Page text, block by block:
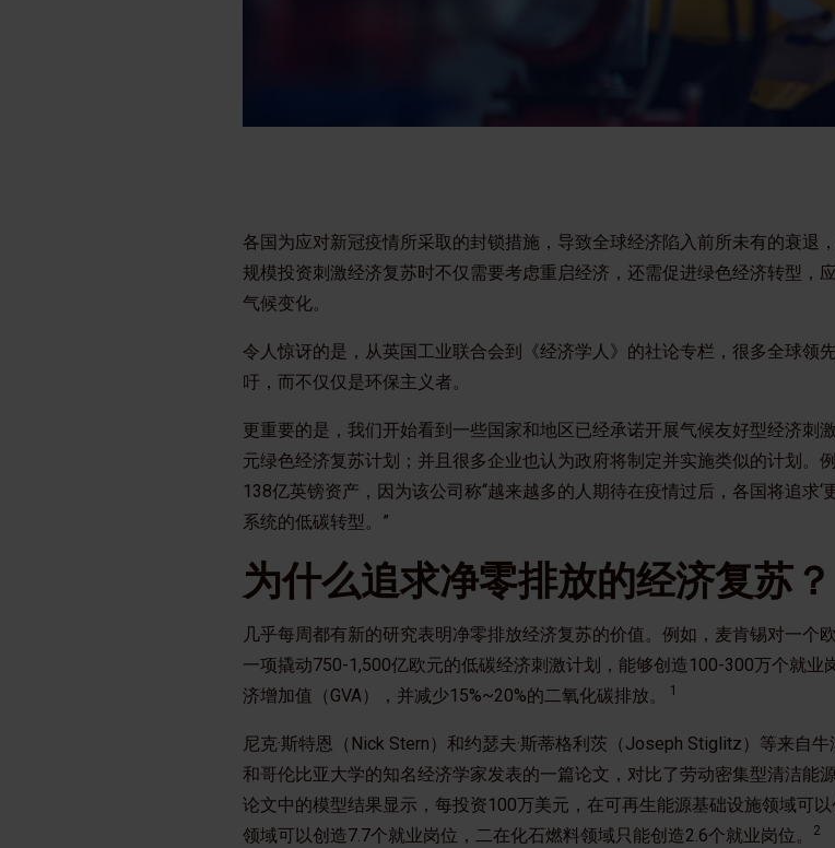
各国为应对新冠疫情所采取的封锁措施，导致全球经济陷入前所未有的衰退
规模投资刺激经济复苏时不仅需要考虑重启经济，还需促进绿色经济转型，
气候变化。
令人惊讶的是，从英国工业联合会到《经济学人》的社论专栏，很多全球领
吁，而不仅仅是环保主义者。
更重要的是，我们开始看到一些国家和地区已经承诺开展气候友好型经济刺
元绿色经济复苏计划；并且很多企业也认为政府将制定并实施类似的计划。
138亿英镑资产，因为该公司称“越来越多的人期待在疫情过后，各国将追求‘
系统的低碳转型。”
为什么追求净零排放的经济复苏？
几乎每周都有新的研究表明净零排放经济复苏的价值。例如，麦肯锡对一个
一项撬动750-1,500亿欧元的低碳经济刺激计划，能够创造100-300万个就业
济增加值（GVA），并减少15%~20%的二氧化碳排放。
1
尼克·斯特恩（Nick Stern）和约瑟夫·斯蒂格利茨（Joseph Stiglitz）等来自
和哥伦比亚大学的知名经济学家发表的一篇论文，对比了劳动密集型清洁能
论文中的模型结果显示，每投资100万美元，在可再生能源基础设施领域可
领域可以创造7.7个就业岗位，二在化石燃料领域只能创造2.6个就业岗位。
2